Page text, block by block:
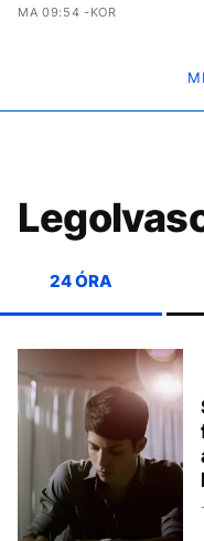
MA 09:54 -KOR
24 ÓRA